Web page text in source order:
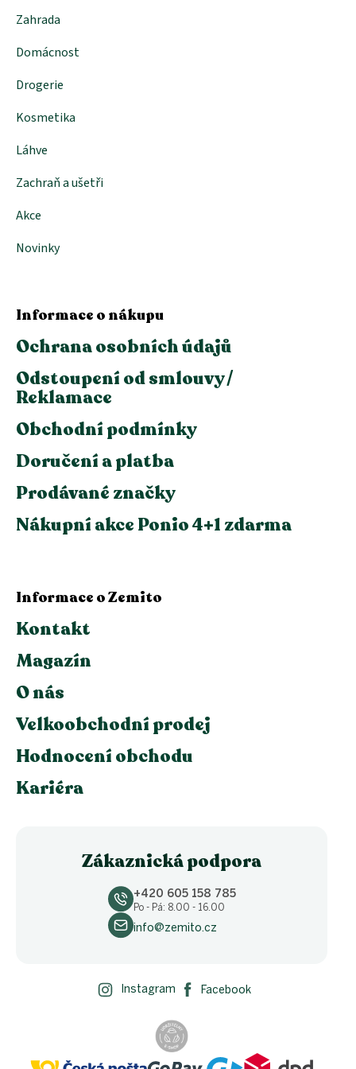
Zahrada
Domácnost
Drogerie
Kosmetika
Láhve
Zachraň a ušetři
Akce
Novinky
Informace o nákupu
Ochrana osobních údajů
Odstoupení od smlouvy /
Reklamace
Obchodní podmínky
Doručení a platba
Prodávané značky
Nákupní akce Ponio 4+1 zdarma
Informace o Zemito
Kontakt
Magazín
O nás
Velkoobchodní prodej
Hodnocení obchodu
Kariéra
Zákaznická podpora
+420 605 158 785
Po - Pá: 8.00 - 16.00
info@zemito.cz
Instagram Facebook